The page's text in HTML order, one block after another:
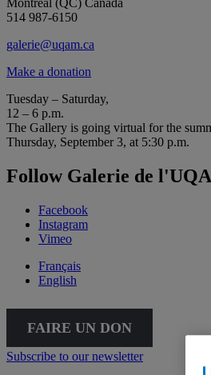
514 987-6150
galerie@uqam.ca
Make a donation
Tuesday – Saturday,
12 – 6 p.m.
The Gallery is going virtual for the
Thursday, September 3, at 5:30 p.m.
Follow Galerie de
Facebook
Instagram
Vimeo
Français
English
FAIRE UN DON
Subscribe to our newsletter